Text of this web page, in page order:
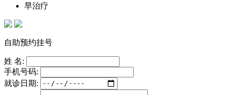
早治疗
自助预约挂号
姓 名:
手机号码:
就诊日期: